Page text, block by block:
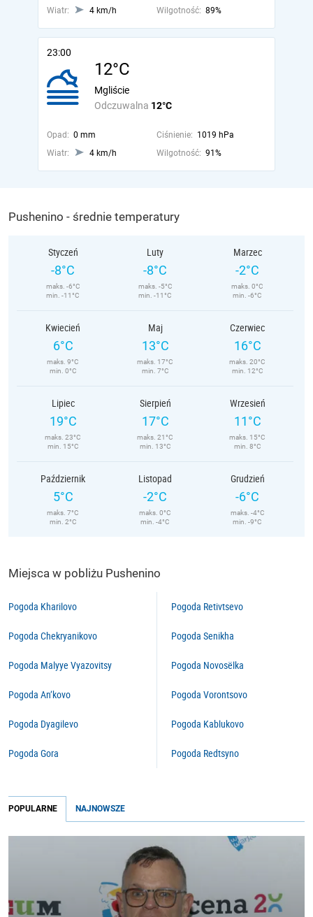
Wiatr: 4 km/h Wilgotność: 89%
23:00
12°C
Odczuwalna 12°C
Mgliście
Opad: 0 mm Ciśnienie: 1019 hPa
Wiatr:
4 km/h Wilgotność: 91%
Pushenino - średnie temperatury
Styczeń
-8°C
maks. -6°C
min. -11°C
Luty
-8°C
maks. -5°C
min. -11°C
Marzec
-2°C
maks. 0°C
min. -6°C
Kwiecień
6°C
maks. 9°C
min. 0°C
Maj
13°C
maks. 17°C
min. 7°C
Czerwiec
16°C
maks. 20°C
min. 12°C
Lipiec
19°C
maks. 23°C
min. 15°C
Sierpień
17°C
maks. 21°C
min. 13°C
Wrzesień
11°C
maks. 15°C
min. 8°C
Październik
5°C
maks. 7°C
min. 2°C
Listopad
-2°C
maks. 0°C
min. -4°C
Grudzień
-6°C
maks. -4°C
min. -9°C
Miejsca w pobliżu Pushenino
Pogoda Kharilovo
Pogoda Chekryanikovo
Pogoda Malyye Vyazovitsy
Pogoda An’kovo
Pogoda Dyagilevo
Pogoda Gora
Pogoda Retivtsevo
Pogoda Senikha
Pogoda Novosëlka
Pogoda Vorontsovo
Pogoda Kablukovo
Pogoda Redtsyno
POPULARNE NAJNOWSZE